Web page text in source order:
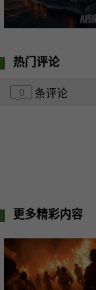
热门评论
0 条评论
更多精彩内容